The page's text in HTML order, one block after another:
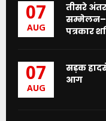
07
AUG
तीसरे
पत्रकार
07
AUG
सड़क
आग